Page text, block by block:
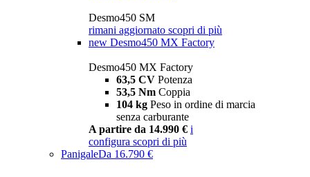
Desmo450 SM
rimani aggiornato scopri di più
new Desmo450 MX Factory
Desmo450 MX Factory
63,5 CV Potenza
53,5 Nm Coppia
104 kg Peso in ordine di marcia
senza carburante
A partire da 14.990 € i
configura scopri di più
PanigaleDa 16.790 €